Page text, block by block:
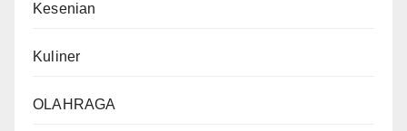
Kesenian
Kuliner
OLAHRAGA